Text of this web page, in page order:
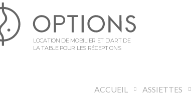
LOCATION DE MOBILIER ET D’ART DE
LA TABLE POUR LES RÉCEPTIONS
ACCUEIL ASSIETTES